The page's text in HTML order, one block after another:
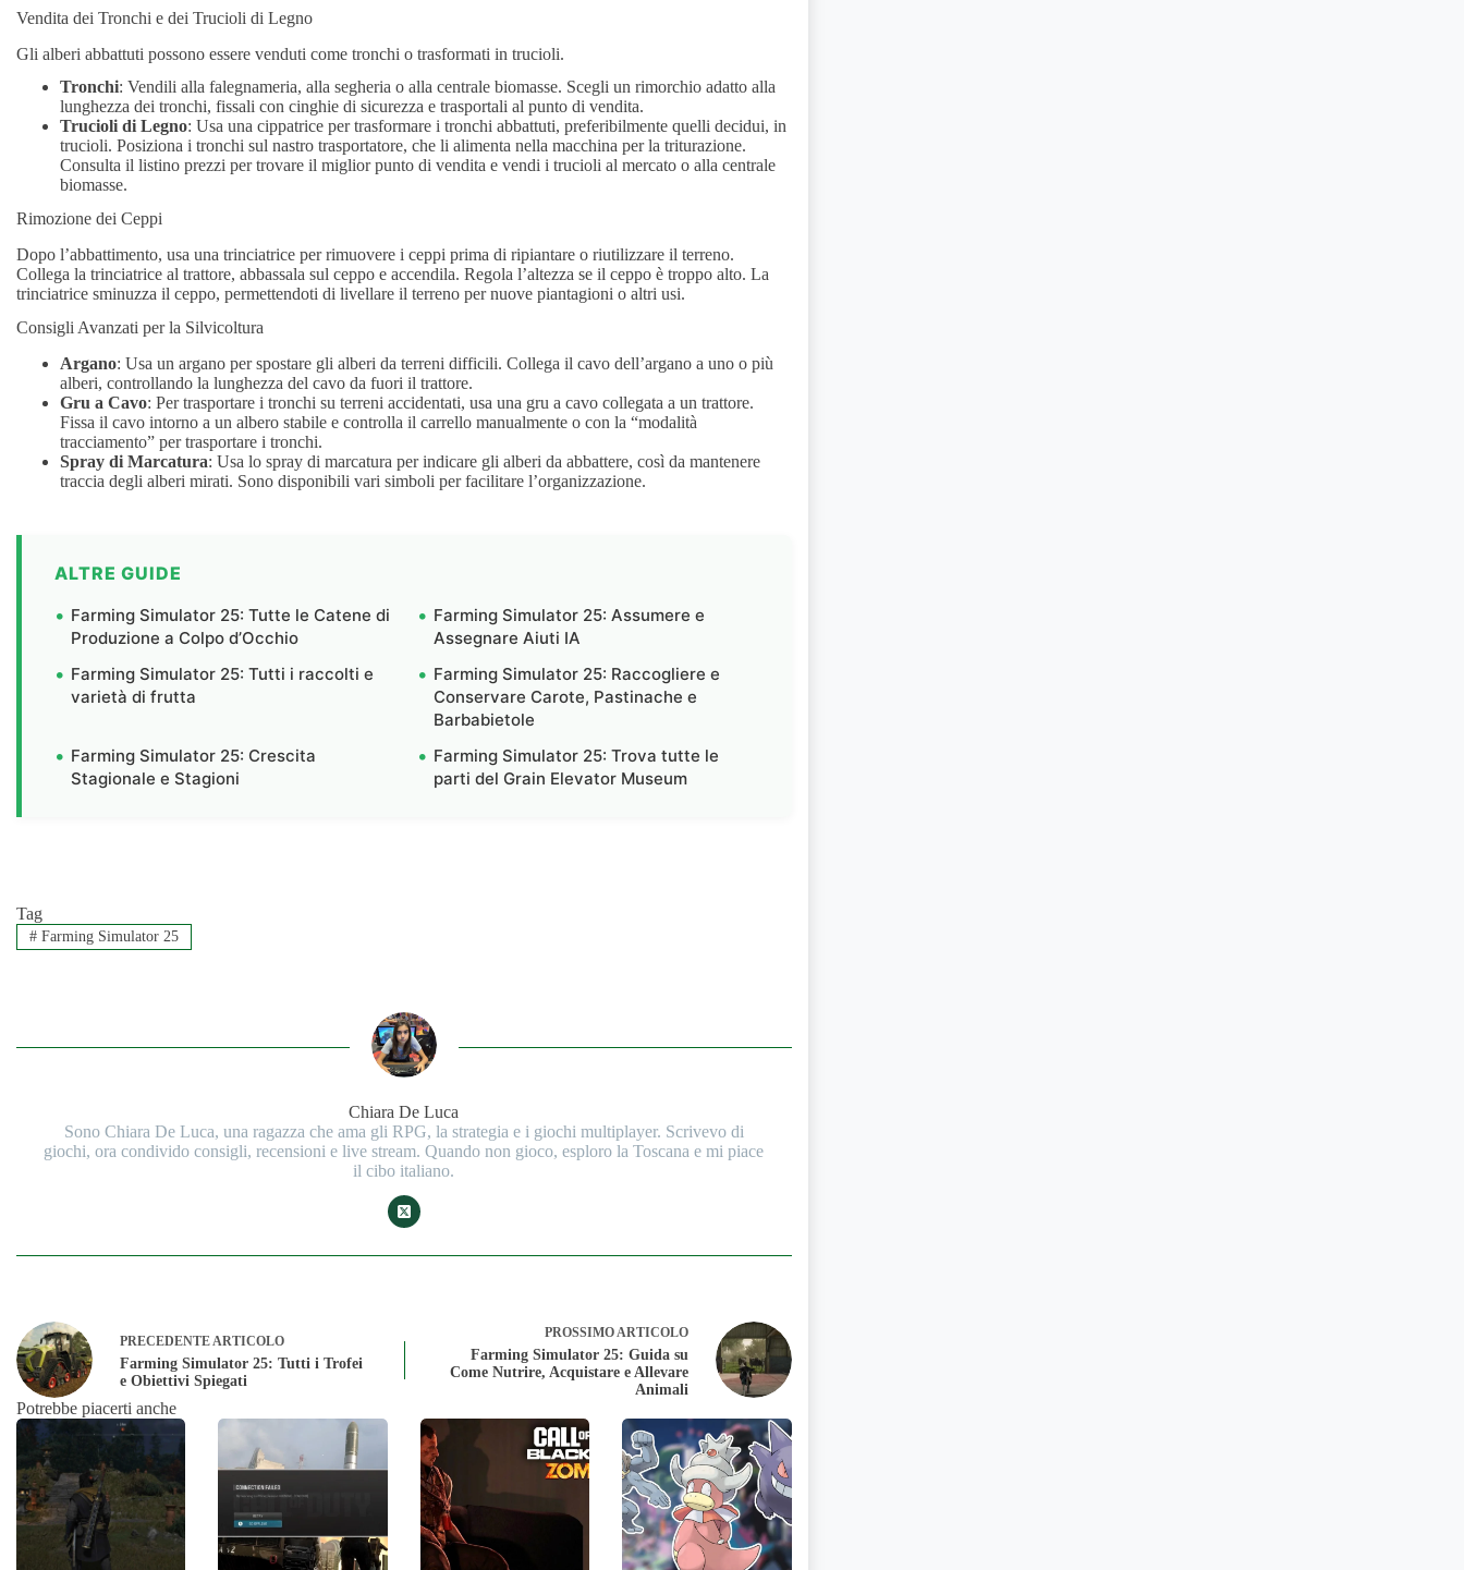
Vendita dei Tronchi e dei Trucioli di Legno
Gli alberi abbattuti possono essere venduti come tronchi o trasformati in trucioli.
Tronchi: Vendili alla falegnameria, alla segheria o alla centrale biomasse. Scegli un rimorchio adatto alla
lunghezza dei tronchi, fissali con cinghie di sicurezza e trasportali al punto di vendita.
Trucioli di Legno: Usa una cippatrice per trasformare i tronchi abbattuti, preferibilmente quelli decidui, in
trucioli. Posiziona i tronchi sul nastro trasportatore, che li alimenta nella macchina per la triturazione.
Consulta il listino prezzi per trovare il miglior punto di vendita e vendi i trucioli al mercato o alla centrale
biomasse.
Rimozione dei Ceppi
Dopo l’abbattimento, usa una trinciatrice per rimuovere i ceppi prima di ripiantare o riutilizzare il terreno.
Collega la trinciatrice al trattore, abbassala sul ceppo e accendila. Regola l’altezza se il ceppo è troppo alto. La
trinciatrice sminuzza il ceppo, permettendoti di livellare il terreno per nuove piantagioni o altri usi.
Consigli Avanzati per la Silvicoltura
Argano: Usa un argano per spostare gli alberi da terreni difficili. Collega il cavo dell’argano a uno o più
alberi, controllando la lunghezza del cavo da fuori il trattore.
Gru a Cavo: Per trasportare i tronchi su terreni accidentati, usa una gru a cavo collegata a un trattore.
Fissa il cavo intorno a un albero stabile e controlla il carrello manualmente o con la “modalità
tracciamento” per trasportare i tronchi.
Spray di Marcatura: Usa lo spray di marcatura per indicare gli alberi da abbattere, così da mantenere
traccia degli alberi mirati. Sono disponibili vari simboli per facilitare l’organizzazione.
ALTRE GUIDE
Farming Simulator 25: Tutte le Catene di
Produzione a Colpo d’Occhio
Farming Simulator 25: Assumere e
Assegnare Aiuti IA
Farming Simulator 25: Tutti i raccolti e
varietà di frutta
Farming Simulator 25: Raccogliere e
Conservare Carote, Pastinache e
Barbabietole
Farming Simulator 25: Crescita
Stagionale e Stagioni
Farming Simulator 25: Trova tutte le
parti del Grain Elevator Museum
Tag
#Farming Simulator 25
Chiara De Luca
Sono Chiara De Luca, una ragazza che ama gli RPG, la strategia e i giochi multiplayer. Scrivevo di
giochi, ora condivido consigli, recensioni e live stream. Quando non gioco, esploro la Toscana e mi piace
il cibo italiano.
PRECEDENTE ARTICOLO
Farming Simulator 25: Tutti i Trofei
e Obiettivi Spiegati
PROSSIMO ARTICOLO
Farming Simulator 25: Guida su
Come Nutrire, Acquistare e Allevare
Animali
Potrebbe piacerti anche